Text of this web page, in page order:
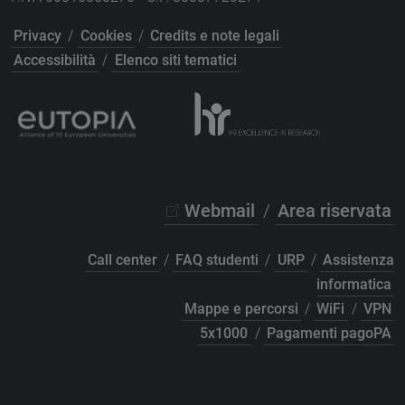
Privacy / Cookies / Credits e note legali
Accessibilità / Elenco siti tematici
Webmail / Area riservata
Call center / FAQ studenti / URP / Assistenza
informatica
Mappe e percorsi / WiFi / VPN
5x1000 / Pagamenti pagoPA